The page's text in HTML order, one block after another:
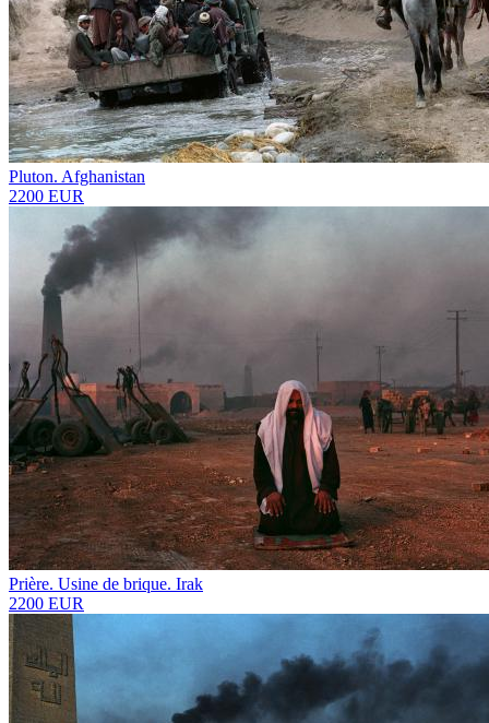
Pluton. Afghanistan
2200 EUR
Prière. Usine de brique. Irak
2200 EUR